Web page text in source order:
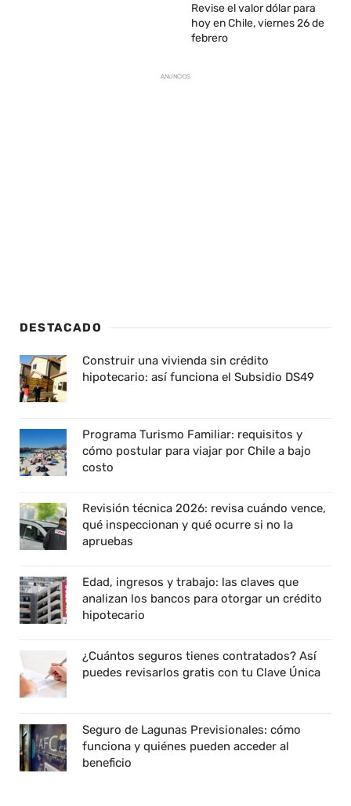
Revise el valor dólar para
hoy en Chile, viernes 26 de
febrero
ANUNCIOS
DESTACADO
Construir una vivienda sin crédito
hipotecario: así funciona el Subsidio DS49
Programa Turismo Familiar: requisitos y
cómo postular para viajar por Chile a bajo
costo
Revisión técnica 2026: revisa cuándo vence,
qué inspeccionan y qué ocurre si no la
apruebas
Edad, ingresos y trabajo: las claves que
analizan los bancos para otorgar un crédito
hipotecario
¿Cuántos seguros tienes contratados? Así
puedes revisarlos gratis con tu Clave Única
Seguro de Lagunas Previsionales: cómo
funciona y quiénes pueden acceder al
beneficio